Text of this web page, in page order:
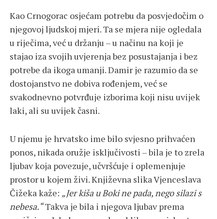
Kao Crnogorac osjećam potrebu da posvjedočim o
njegovoj ljudskoj mjeri. Ta se mjera nije ogledala
u riječima, već u držanju – u načinu na koji je
stajao iza svojih uvjerenja bez posustajanja i bez
potrebe da ikoga umanji. Damir je razumio da se
dostojanstvo ne dobiva rođenjem, već se
svakodnevno potvrđuje izborima koji nisu uvijek
laki, ali su uvijek časni.
U njemu je hrvatsko ime bilo svjesno prihvaćen
ponos, nikada oružje isključivosti – bila je to zrela
ljubav koja povezuje, učvršćuje i oplemenjuje
prostor u kojem živi. Književna slika Vjenceslava
Čižeka kaže: „Jer kiša u Boki ne pada, nego silazi s
nebesa.“Takva je bila i njegova ljubav prema